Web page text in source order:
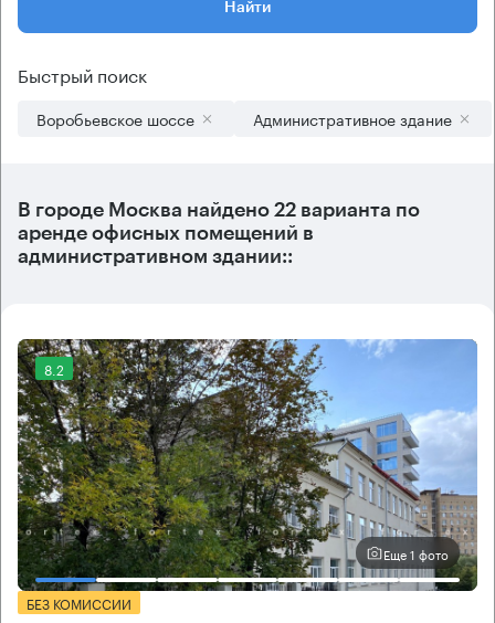
Найти
Быстрый поиск
Воробьевское шоссе Административное здание
В городе Москва найдено 22 варианта по
аренде офисных помещений в
административном здании::
8.2
Еще 1 фото
БЕЗ КОМИССИИ